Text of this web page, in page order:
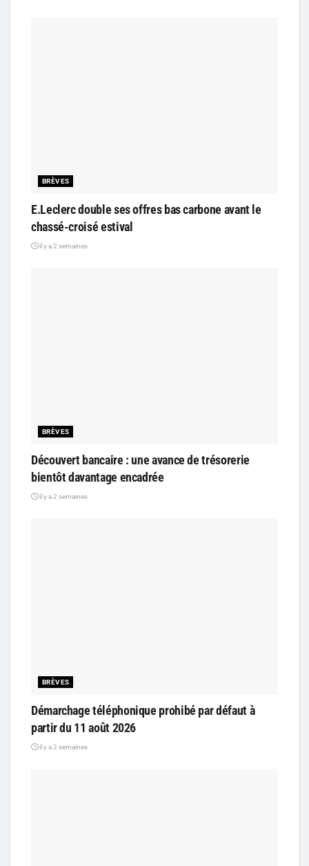
BRÈVES
E.Leclerc double ses offres bas carbone avant le
chassé-croisé estival
il y a 2 semaines
BRÈVES
Découvert bancaire : une avance de trésorerie
bientôt davantage encadrée
il y a 2 semaines
BRÈVES
Démarchage téléphonique prohibé par défaut à
partir du 11 août 2026
il y a 2 semaines